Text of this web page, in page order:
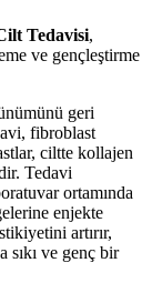
Tedavisi,
ve gençleştirme
geri
fibroblast
ciltte kollajen
Tedavi
ortamında
enjekte
artırır,
sıkı ve genç bir